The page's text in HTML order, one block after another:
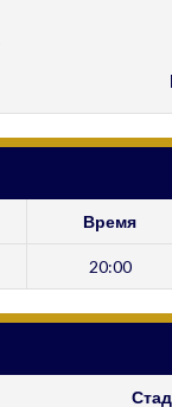
Время
20:00